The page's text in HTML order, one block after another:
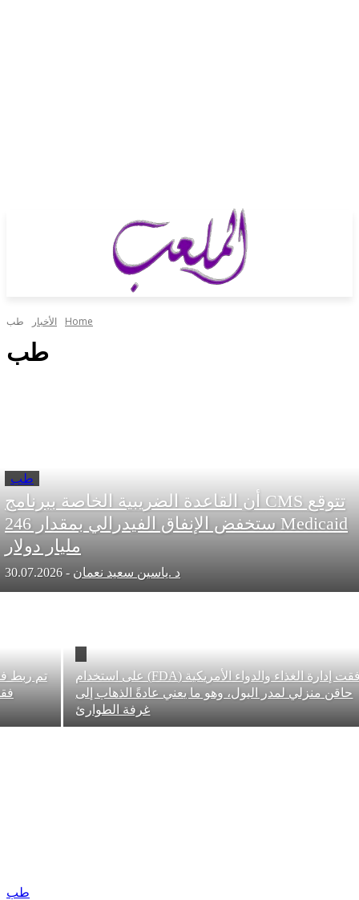
الأخبار طب
تتوقع CMS أن القاعدة الضريبية الخاصة ببرنامج
Medicaid ستخفض الإنفاق الفيدرالي بمقدار 246
مليار دولار
د .ياسين سعيد نعمان -
30.07.2026
وافقت إدارة الغذاء والدواء الأمريكية (FDA) على استخدام
لمدر البول، وهو ما يعني عادةً الذهاب إلى
غرفة الطوارئ
تم ربط فقدان
فقدان